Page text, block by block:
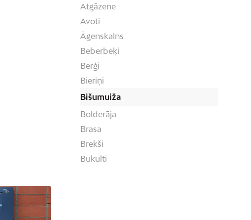
Atgāzene
Avoti
Āgenskalns
Beberbeķi
Berģi
Bieriņi
Bišumuiža
Bolderāja
Brasa
Brekši
Bukulti